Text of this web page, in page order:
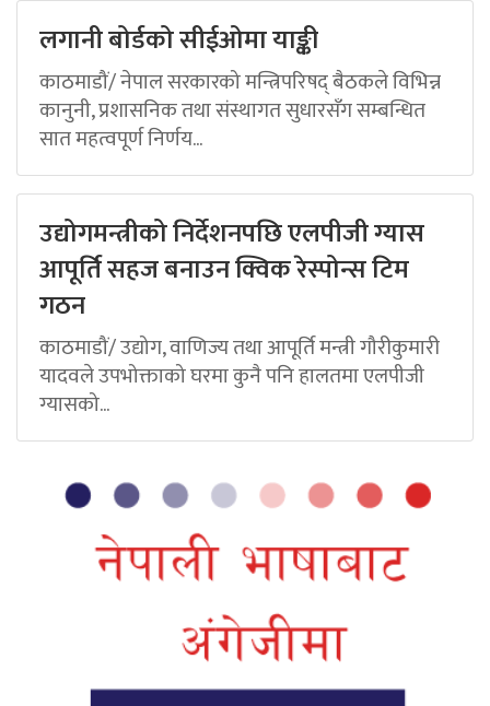
लगानी बोर्डको सीईओमा याङ्की
काठमाडौं/ नेपाल सरकारको मन्त्रिपरिषद् बैठकले विभिन्न
कानुनी, प्रशासनिक तथा संस्थागत सुधारसँग सम्बन्धित
सात महत्वपूर्ण निर्णय...
उद्योगमन्त्रीको निर्देशनपछि एलपीजी ग्यास
आपूर्ति सहज बनाउन क्विक रेस्पोन्स टिम
गठन
काठमाडौं/ उद्योग, वाणिज्य तथा आपूर्ति मन्त्री गौरीकुमारी
यादवले उपभोक्ताको घरमा कुनै पनि हालतमा एलपीजी
ग्यासको...